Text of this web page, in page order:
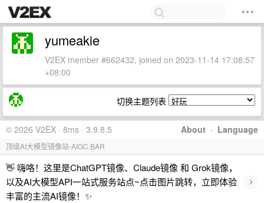
yumeakie
V2EX member #662432, joined on 2023-11-14 17:08:57
+08:00
切换主题列表
About · Language
© 2026 V2EX · 8ms · 3.9.8.5
顶级AI大模型镜像站-AIGC.BAR
👋 嗨咯！这里是ChatGPT镜像、Claude镜像 和 Grok镜像，
以及AI大模型API一站式服务站点~点击图片跳转，立即体验
丰富的主流AI镜像！✨
›